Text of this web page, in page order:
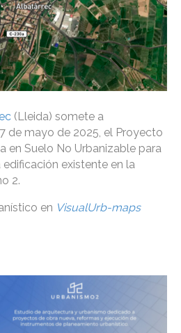
(Lleida) somete a
de mayo de 2025, el Proyecto
en Suelo No Urbanizable para
existente en la
2.
en VisualUrb-maps